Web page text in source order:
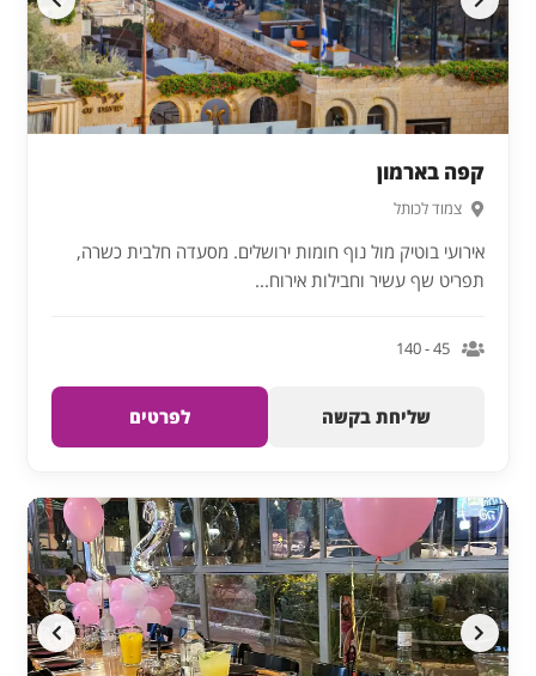
קפה בארמון
צמוד לכותל
אירועי בוטיק מול נוף חומות ירושלים. מסעדה חלבית כשרה,
תפריט שף עשיר וחבילות אירוח...
45 - 140
שליחת בקשה לפרטים